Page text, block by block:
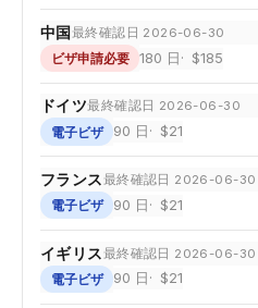
中国最終確認日 2026-06-30
ビザ申請必要 180 日 $185
ドイツ最終確認日 2026-06-30
電子ビザ 90 日 $21
フランス最終確認日 2026-06-30
電子ビザ 90 日 $21
イギリス最終確認日 2026-06-30
電子ビザ 90 日 $21